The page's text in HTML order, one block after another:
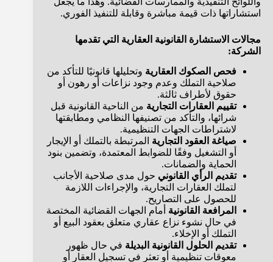
استشاراتها ذات قيمة مباشرة وقابلة للتنفيذ الفوري.
مجالات الاستشارة القانونية العقارية التي تقدمها
الشركة:
فحص الصكوك العقارية وتحليلها قانونيًا للتأكد من
صلاحية التملك وعدم وجود نزاعات أو رهون أو
حقوق لأطراف ثالثة.
تقييم العقارات التجارية من الناحية القانونية قبل
شرائها، والتأكد من تصنيفها النظامي ومطابقتها
لاشتراطات الجهات التنظيمية.
صياغة العقود التجارية المرتبطة بالتملك أو الإيجار
أو التشغيل وفقًا للضوابط المعتمدة، وتضمين بنود
الحماية والضمانات.
تقديم الرأي القانوني حول مدى صلاحية الأجانب
لتملك العقارات التجارية، والإجراءات اللازمة
للحصول على التصاريح.
المرافعة القانونية أمام الجهات القضائية المختصة
في حال نشوء نزاع عقاري متعلق بعقود البيع أو
التملك أو الإخلاء.
تقديم الحلول القانونية البديلة في حال ظهور
معوقات تنظيمية أو تعثر في تسجيل العقار أو